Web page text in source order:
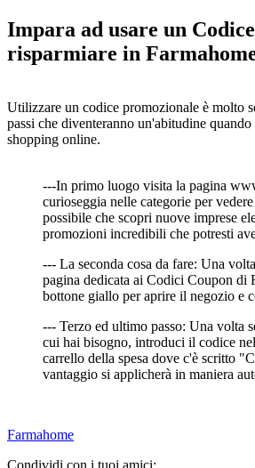
Impara ad usare un
risparmiare in
Utilizzare un codice promozionale è molto
passi che diventeranno un'abitudine
shopping online.
---In primo luogo visita la pagina
curioseggia nelle categorie per
possibile che scopri nuove imprese
promozioni incredibili che potresti
--- La seconda cosa da fare: Una
pagina dedicata ai Codici Coupon di
bottone giallo per aprire il negozio e
--- Terzo ed ultimo passo: Una volta
cui hai bisogno, introduci il codice
carrello della spesa dove c'è scritto
vantaggio si applicherà in maniera
Farmahome
Condividi con i tuoi amici: